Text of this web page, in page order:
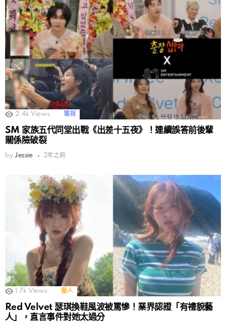
2.4k Views 電視
SM 家族五代同堂出戰《出差十五夜》！連續誤答前後輩
關係險破裂
by Jessie 2年之前
1.7k Views 藝人
Red Velvet 瑟琪換鞋風波被罵慘！業界認證「有禮貌藝
人」，直言事件對她太過分